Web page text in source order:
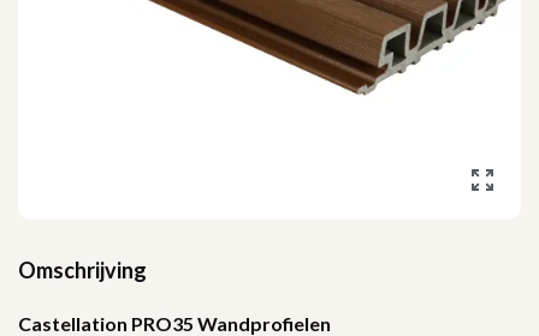
Omschrijving
Castellation PRO35 Wandprofielen